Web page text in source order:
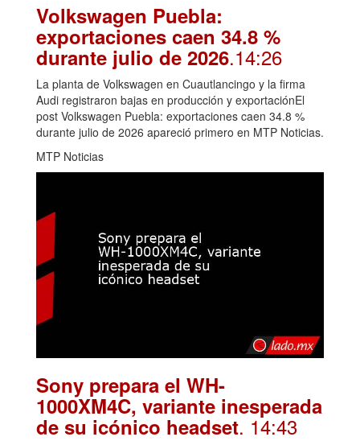
Volkswagen Puebla:
exportaciones caen 34.8 %
durante julio de 2026.14:26
La planta de Volkswagen en Cuautlancingo y la firma
Audi registraron bajas en producción y exportaciónEl
post Volkswagen Puebla: exportaciones caen 34.8 %
durante julio de 2026 apareció primero en MTP Noticias.
MTP Noticias
Sony prepara el WH-
1000XM4C, variante inesperada
de su icónico headset. 14:43